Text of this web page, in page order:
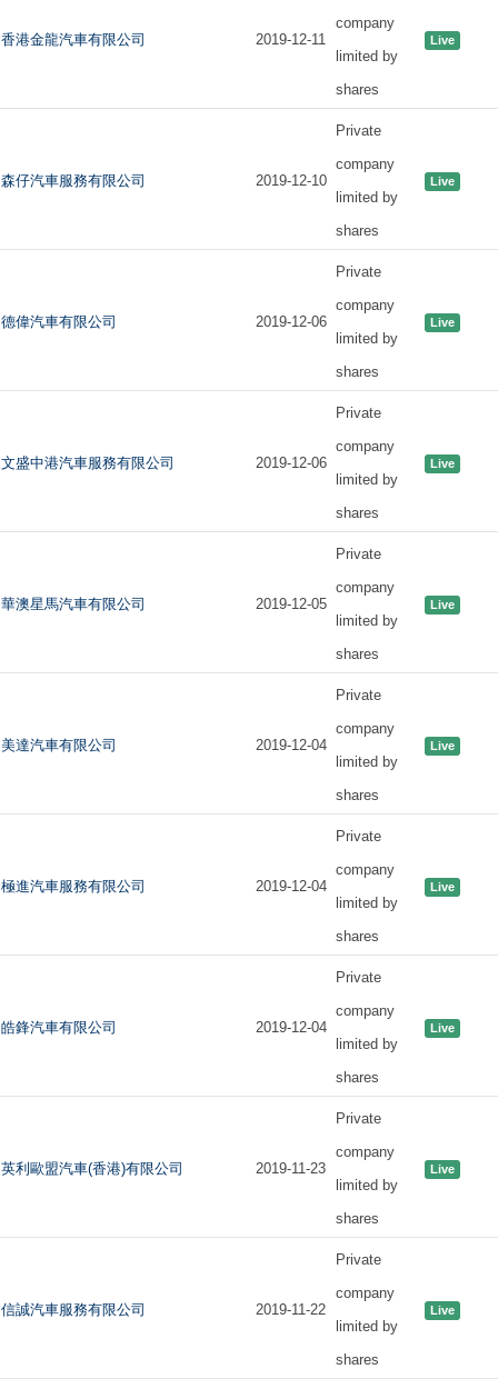
香港金龍汽車有限公司 2019-12-11
company
limited by
shares
Live
森仔汽車服務有限公司 2019-12-10
Private
company
limited by
shares
Live
德偉汽車有限公司 2019-12-06
Private
company
limited by
shares
Live
文盛中港汽車服務有限公司 2019-12-06
Private
company
limited by
shares
Live
華澳星馬汽車有限公司 2019-12-05
Private
company
limited by
shares
Live
美達汽車有限公司 2019-12-04
Private
company
limited by
shares
Live
極進汽車服務有限公司 2019-12-04
Private
company
limited by
shares
Live
皓鋒汽車有限公司 2019-12-04
Private
company
limited by
shares
Live
英利歐盟汽車(香港)有限公司 2019-11-23
Private
company
limited by
shares
Live
信誠汽車服務有限公司 2019-11-22
Private
company
limited by
shares
Live